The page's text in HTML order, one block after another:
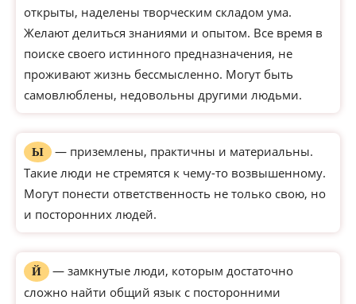
открыты, наделены творческим складом ума.
Желают делиться знаниями и опытом. Все время в
поиске своего истинного предназначения, не
проживают жизнь бессмысленно. Могут быть
самовлюблены, недовольны другими людьми.
Ы
— приземлены, практичны и материальны.
Такие люди не стремятся к чему-то возвышенному.
Могут понести ответственность не только свою, но
и посторонних людей.
Й
— замкнутые люди, которым достаточно
сложно найти общий язык с посторонними